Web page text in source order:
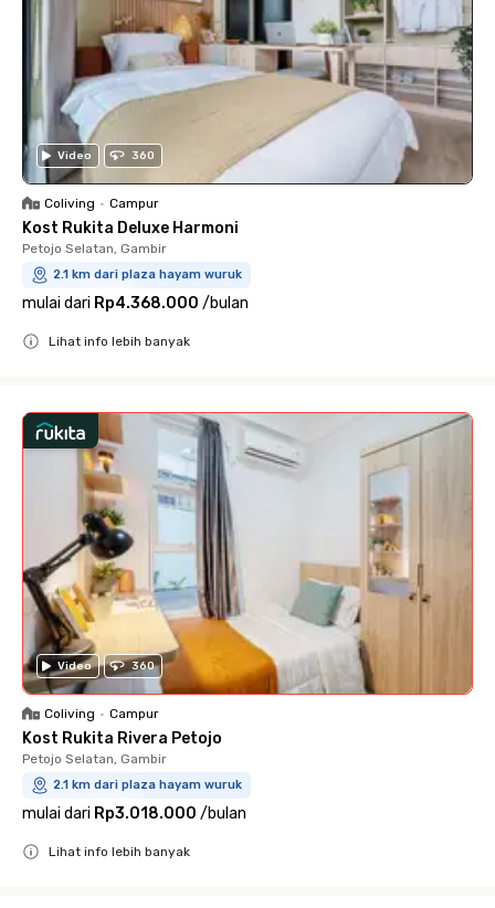
Video 360
Coliving • Campur
Kost Rukita Deluxe Harmoni
Petojo Selatan, Gambir
2.1 km dari plaza hayam wuruk
mulai dari Rp4.368.000 /bulan
Lihat info lebih banyak
Video 360
Coliving • Campur
Kost Rukita Rivera Petojo
Petojo Selatan, Gambir
2.1 km dari plaza hayam wuruk
mulai dari Rp3.018.000 /bulan
Lihat info lebih banyak